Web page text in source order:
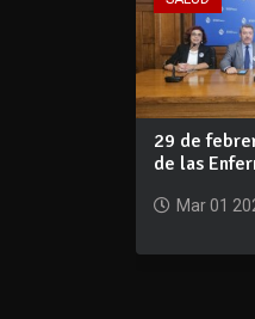
29 de
de las
Mar 01